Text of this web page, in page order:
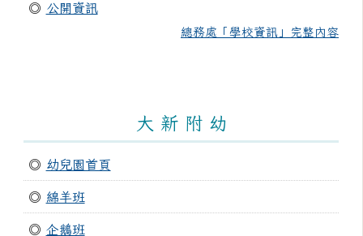
◎ 公開資訊
總務處「學校資訊」完整內容
大 新 附 幼
◎ 幼兒園首頁
◎ 綿羊班
◎ 企鵝班